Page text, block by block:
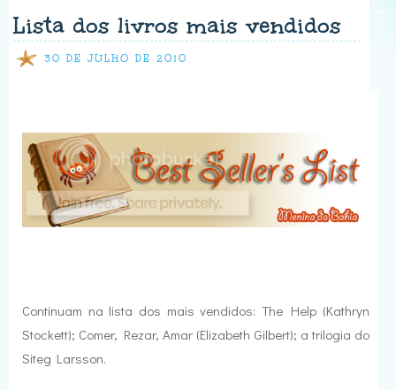
Lista dos livros mais vendidos
30 DE JULHO DE 2010
Continuam na lista dos mais vendidos: The Help (Kathryn
Stockett); Comer, Rezar, Amar (Elizabeth Gilbert); a trilogia do
Siteg Larsson.